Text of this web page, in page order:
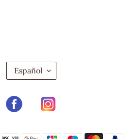
I
D
O
M
Español
Facebook
Métodos